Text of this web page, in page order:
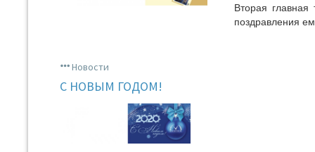
Вторая
поздравления
Новости
С НОВЫМ ГОДОМ!